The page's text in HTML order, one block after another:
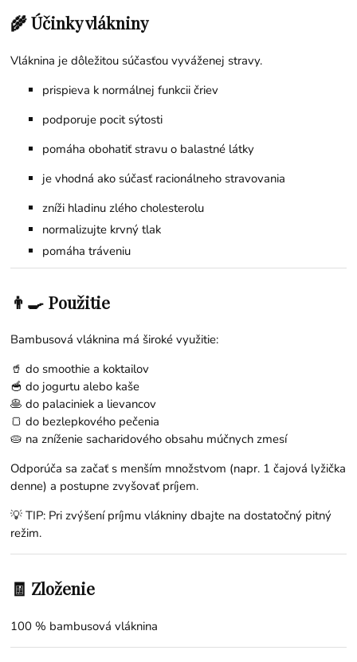
🌾 Účinky vlákniny
Vláknina je dôležitou súčasťou vyváženej stravy.
prispieva k normálnej funkcii čriev
podporuje pocit sýtosti
pomáha obohatiť stravu o balastné látky
je vhodná ako súčasť racionálneho stravovania
zníži hladinu zlého cholesterolu
normalizujte krvný tlak
pomáha tráveniu
👨‍🍳 Použitie
Bambusová vláknina má široké využitie:
🥤 do smoothie a koktailov
🥣 do jogurtu alebo kaše
🥞 do palaciniek a lievancov
🍞 do bezlepkového pečenia
🥧 na zníženie sacharidového obsahu múčnych zmesí
Odporúča sa začať s menším množstvom (napr. 1 čajová lyžička
denne) a postupne zvyšovať príjem.
💡 TIP: Pri zvýšení príjmu vlákniny dbajte na dostatočný pitný
režim.
🧾 Zloženie
100 % bambusová vláknina